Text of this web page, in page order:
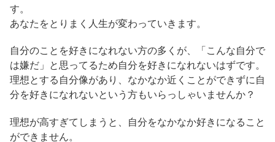
す。
あなたをとりまく人生が変わっていきます。
自分のことを好きになれない方の多くが、「こんな自分で
は嫌だ」と思ってるため自分を好きになれないはずです。
理想とする自分像があり、なかなか近くことができずに自
分を好きになれないという方もいらっしゃいませんか？
理想が高すぎてしまうと、自分をなかなか好きになること
ができません。